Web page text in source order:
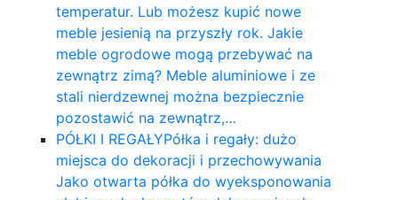
temperatur. Lub możesz kupić nowe
meble jesienią na przyszły rok. Jakie
meble ogrodowe mogą przebywać na
zewnątrz zimą? Meble aluminiowe i ze
stali nierdzewnej można bezpiecznie
pozostawić na zewnątrz,…
PÓŁKI I REGAŁYPółka i regały: dużo
miejsca do dekoracji i przechowywania
Jako otwarta półka do wyeksponowania